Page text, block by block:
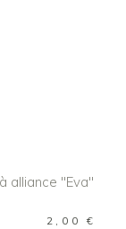
PANIER
2,00 €